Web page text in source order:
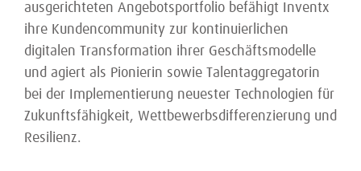
ausgerichteten Angebotsportfolio befähigt Inventx
ihre Kundencommunity zur kontinuierlichen
digitalen Transformation ihrer Geschäftsmodelle
und agiert als Pionierin sowie Talentaggregatorin
bei der Implementierung neuester Technologien für
Zukunftsfähigkeit, Wettbewerbsdifferenzierung und
Resilienz.